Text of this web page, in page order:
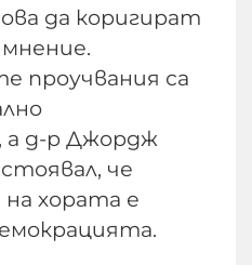
да коригират
проучвания са
а д-р Джордж
че
на хората е